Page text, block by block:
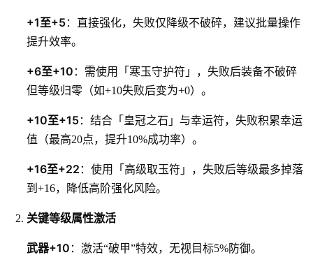
+1至+5：直接强化，失败仅降级不破碎，建议批量操作
提升效率。
+6至+10 ：需使用「寒玉守护符」，失败后装备不破碎
但等级归零（如+10失败后变为+0）。
+10至+15：结合「皇冠之石」与幸运符，失败积累幸运
值（最高20点，提升10%成功率）。
+16至+22 ：使用「高级取玉符」，失败后等级最多掉落
到+16，降低高阶强化风险。
关键等级属性激活
武器+10 ：激活“破甲”特效，无视目标5%防御。